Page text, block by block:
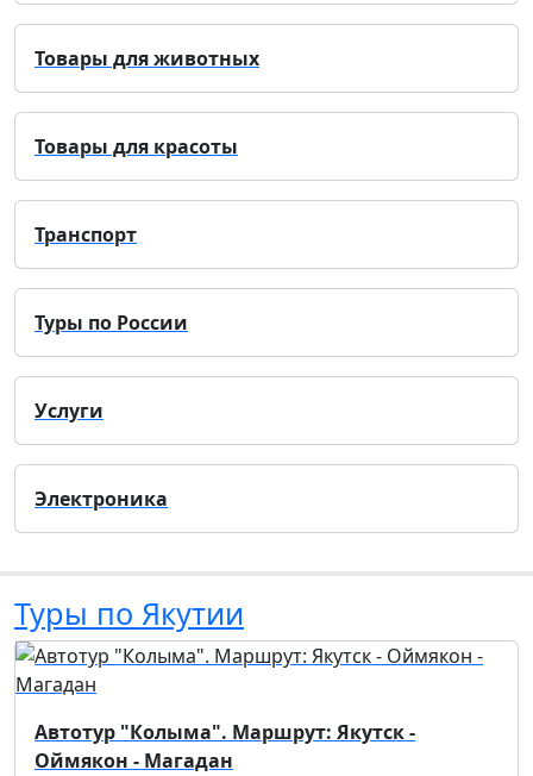
Товары для животных
Товары для красоты
Транспорт
Туры по России
Услуги
Электроника
Туры по Якутии
Автотур "Колыма". Маршрут: Якутск -
Оймякон - Магадан